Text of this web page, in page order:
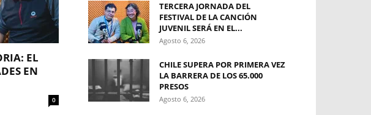
EL
EN
0
TERCERA JORNADA DEL
FESTIVAL DE LA CANCIÓN
JUVENIL SERÁ EN EL...
Agosto 6, 2026
CHILE SUPERA POR PRIMERA VEZ
LA BARRERA DE LOS 65.000
PRESOS
Agosto 6, 2026